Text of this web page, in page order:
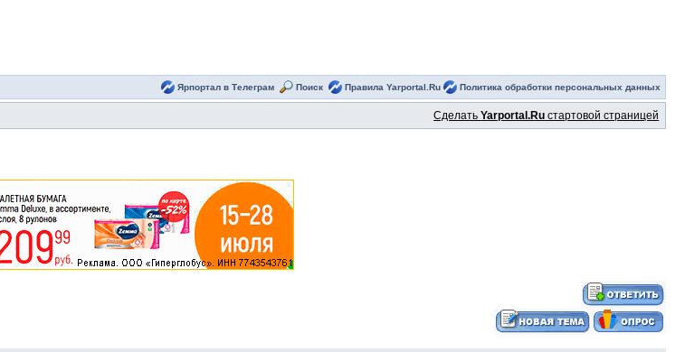
Ярпортал в Телеграм Поиск Правила Yarportal.Ru Политика обработки персональных данных
СделатьYarportal.Ru стартовой страницей